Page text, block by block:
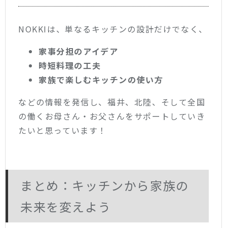
NOKKIは、単なるキッチンの設計だけでなく、
家事分担のアイデア
時短料理の工夫
家族で楽しむキッチンの使い方
などの情報を発信し、福井、北陸、そして全国
の働くお母さん・お父さんをサポートしていき
たいと思っています！
まとめ：キッチンから家族の
未来を変えよう